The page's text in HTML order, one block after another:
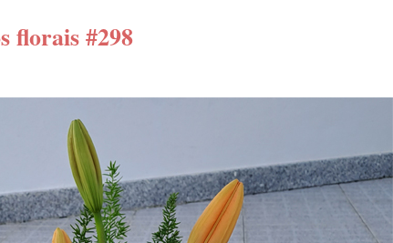
florais #298